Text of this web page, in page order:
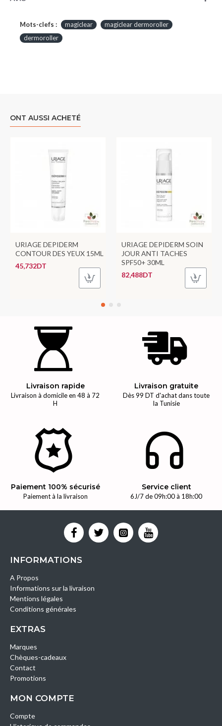
Mots-clefs : magiclear
magiclear dermoroller
dermoroller
ONT AUSSI ACHETÉ
URIAGE DEPIDERM
CONTOUR DES YEUX 15ML
45,732DT
URIAGE DEPIDERM SOIN
JOUR ANTI TACHES
SPF50+ 30ML
82,488DT
Livraison rapide
Livraison à domicile en 48 à 72
H
Livraison gratuite
Dès 99 DT d'achat dans toute
la Tunisie
Paiement 100% sécurisé
Paiement à la livraison
Service client
6J/7 de 09h:00 à 18h:00
INFORMATIONS
A Propos
Informations sur la livraison
Mentions légales
Conditions générales
EXTRAS
Marques
Chèques-cadeaux
Contact
Promotions
MON COMPTE
Compte